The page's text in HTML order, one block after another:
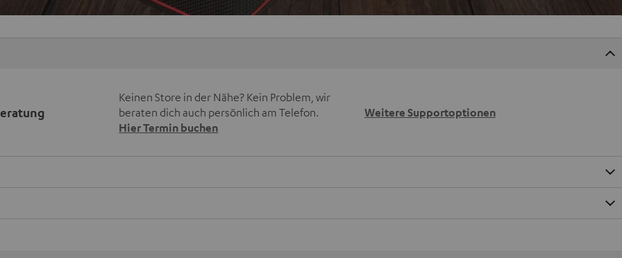
Keinen Store in der Nähe? Kein Problem, wir
beraten dich auch persönlich am Telefon.
Hier Termin buchen
Weitere Supportoptionen